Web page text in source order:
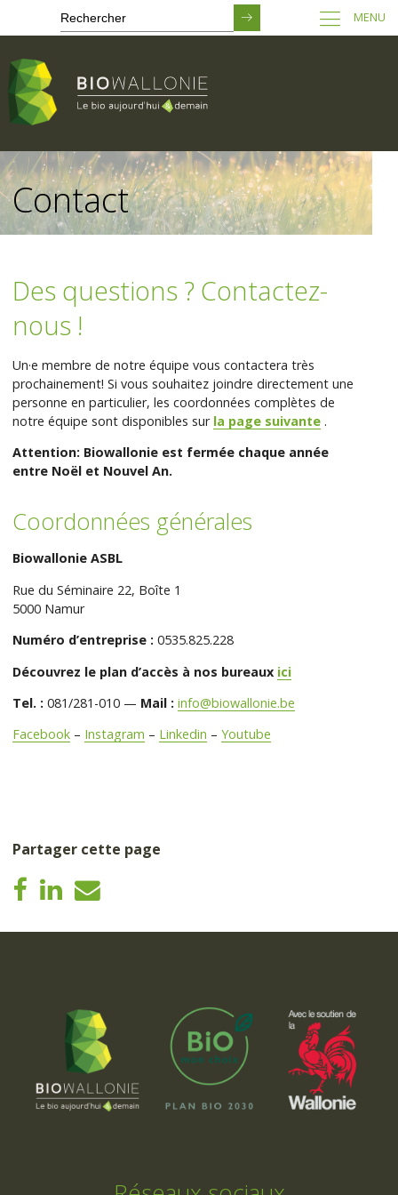
Passer
au
contenu
principal
MENU
Contact
Des questions ? Contactez-
nous !
Un·e membre de notre équipe vous contactera très
prochainement! Si vous souhaitez joindre directement une
personne en particulier, les coordonnées complètes de
notre équipe sont disponibles sur la page suivante .
Attention: Biowallonie est fermée chaque année
entre Noël et Nouvel An.
Coordonnées générales
Biowallonie ASBL
Rue du Séminaire 22, Boîte 1
5000 Namur
Numéro d’entreprise : 0535.825.228
Découvrez le plan d’accès à nos bureaux ici
Tel. : 081/281-010 — Mail : info@biowallonie.be
Facebook – Instagram – Linkedin –Youtube
Partager cette page